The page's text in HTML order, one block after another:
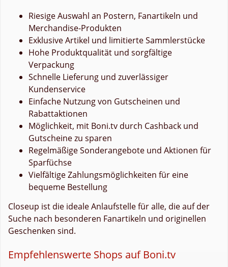
Riesige Auswahl an Postern, Fanartikeln und
Merchandise-Produkten
Exklusive Artikel und limitierte Sammlerstücke
Hohe Produktqualität und sorgfältige
Verpackung
Schnelle Lieferung und zuverlässiger
Kundenservice
Einfache Nutzung von Gutscheinen und
Rabattaktionen
Möglichkeit, mit Boni.tv durch Cashback und
Gutscheine zu sparen
Regelmäßige Sonderangebote und Aktionen für
Sparfüchse
Vielfältige Zahlungsmöglichkeiten für eine
bequeme Bestellung
Closeup ist die ideale Anlaufstelle für alle, die auf der
Suche nach besonderen Fanartikeln und originellen
Geschenken sind.
Empfehlenswerte Shops auf Boni.tv